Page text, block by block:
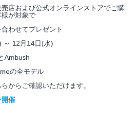
店および公式オンラインストアでご購
が対象で
わせてプレゼント
～ 12月14日(水)
Ambush
の全モデル
からご確認いただけます。
催